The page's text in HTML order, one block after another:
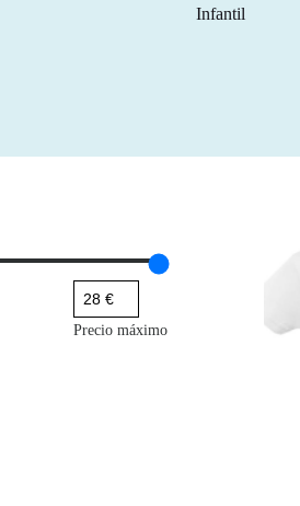
Infantil
Precio máximo